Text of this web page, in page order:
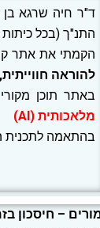
ד"ר חיה שרגא בן
התנ"ך (בכל כיתות
הקמתי את אתר
להוראה
באתר תוכן
מלאכותית (AI)
בהתאמה לתכנית
– חיסכון